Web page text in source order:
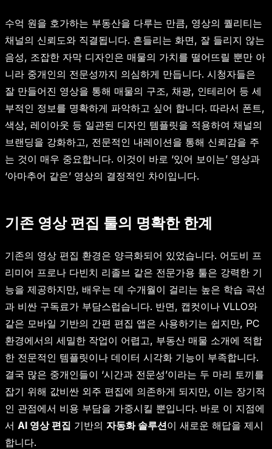
수억 원을 호가하는 부동산을 다루는 만큼, 영상의 퀄리티는
채널의 신뢰도와 직결됩니다. 흔들리는 화면, 잘 들리지 않는
음성, 조잡한 자막 디자인은 매물의 가치를 떨어뜨릴 뿐만 아
니라 중개인의 전문성까지 의심하게 만듭니다. 시청자들은
잘 만들어진 영상을 통해 매물의 구조, 채광, 인테리어 등 세
부적인 정보를 명확하게 파악하고 싶어 합니다. 따라서 폰트,
색상, 레이아웃 등 일관된 디자인 템플릿을 적용하여 채널의
브랜딩을 강화하고, 전문적인 내레이션을 통해 신뢰감을 주
는 것이 매우 중요합니다. 이것이 바로 ‘있어 보이는’ 영상과
‘아마추어 같은’ 영상의 결정적인 차이입니다.
기존 영상 편집 툴의 명확한 한계
기존의 영상 편집 환경은 양극화되어 있었습니다. 어도비 프
리미어 프로나 다빈치 리졸브 같은 전문가용 툴은 강력한 기
능을 제공하지만, 배우는 데 수개월이 걸리는 높은 학습 곡선
과 비싼 구독료가 부담스럽습니다. 반면, 캡컷이나 VLLO와
같은 모바일 기반의 간편 편집 앱은 사용하기는 쉽지만, PC
환경에서의 세밀한 작업이 어렵고, 부동산 매물 소개에 적합
한 전문적인 템플릿이나 데이터 시각화 기능이 부족합니다.
결국 많은 중개인들이 ‘시간과 전문성’이라는 두 마리 토끼를
잡기 위해 값비싼 외주 편집에 의존하게 되지만, 이는 장기적
인 관점에서 비용 부담을 가중시킬 뿐입니다. 바로 이 지점에
서 AI 영상 편집 기반의 자동화 솔루션이 새로운 해답을 제시
합니다.